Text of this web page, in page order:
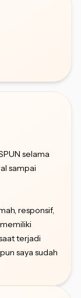
selama
sampai
responsif,
terjadi
saya sudah